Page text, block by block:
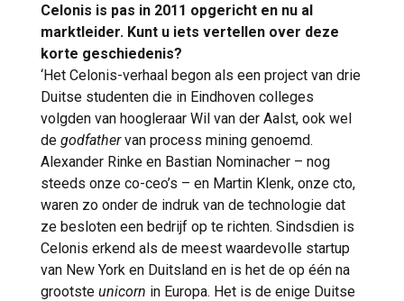
Celonis is pas in 2011 opgericht en nu al
marktleider. Kunt u iets vertellen over deze
korte geschiedenis?
‘Het Celonis-verhaal begon als een project van drie
Duitse studenten die in Eindhoven colleges
volgden van hoogleraar Wil van der Aalst, ook wel
de godfathervan process mining genoemd.
Alexander Rinke en Bastian Nominacher – nog
steeds onze co-ceo’s – en Martin Klenk, onze cto,
waren zo onder de indruk van de technologie dat
ze besloten een bedrijf op te richten. Sindsdien is
Celonis erkend als de meest waardevolle startup
van New York en Duitsland en is het de op één na
grootste unicorn in Europa. Het is de enige Duitse